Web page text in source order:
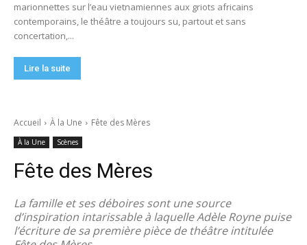
marionnettes sur l’eau vietnamiennes aux griots africains
contemporains, le théâtre a toujours su, partout et sans
concertation,...
Lire la suite